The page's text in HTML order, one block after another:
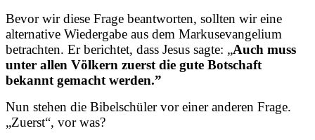
Bevor wir diese Frage beantworten, sollten wir eine
alternative Wiedergabe aus dem Markusevangelium
betrachten. Er berichtet, dass Jesus sagte: „Auch muss
unter allen Völkern zuerst die gute Botschaft
bekannt gemacht werden.”
Nun stehen die Bibelschüler vor einer anderen Frage.
„Zuerst“, vor was?